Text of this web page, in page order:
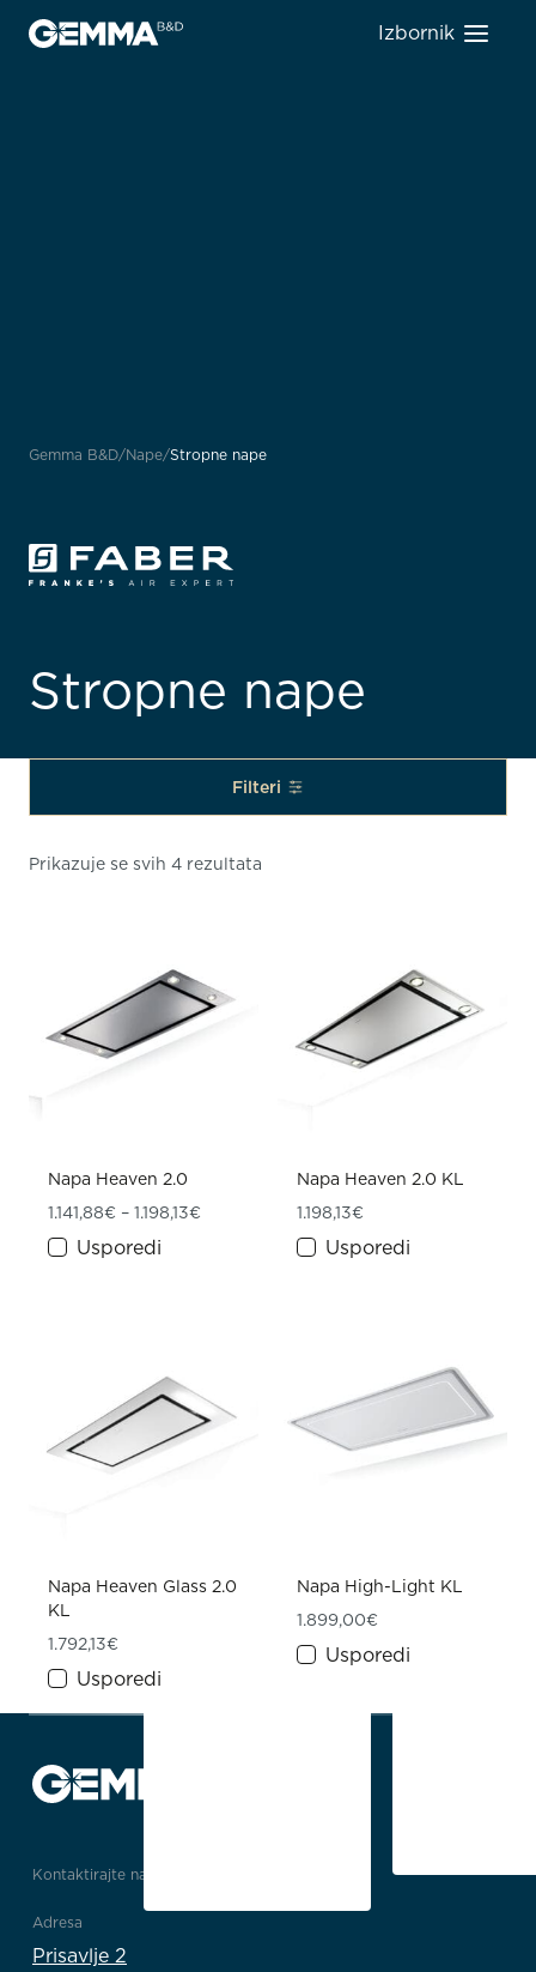
Izbornik
Gemma B&D Nape Stropne nape
Stropne nape
Filteri
Prikazuje se svih 4 rezultata
Napa Heaven 2.0
1.141,88€ – 1.198,13€ Raspon cijena: od 1.141,88€ do 1.198,13€
Usporedi
Napa Heaven 2.0 KL
1.198,13€
Usporedi
Napa Heaven Glass 2.0
KL
1.792,13€
Usporedi
Napa High-Light KL
1.899,00€
Usporedi
Kontaktirajte nas
Adresa
Prisavlje 2